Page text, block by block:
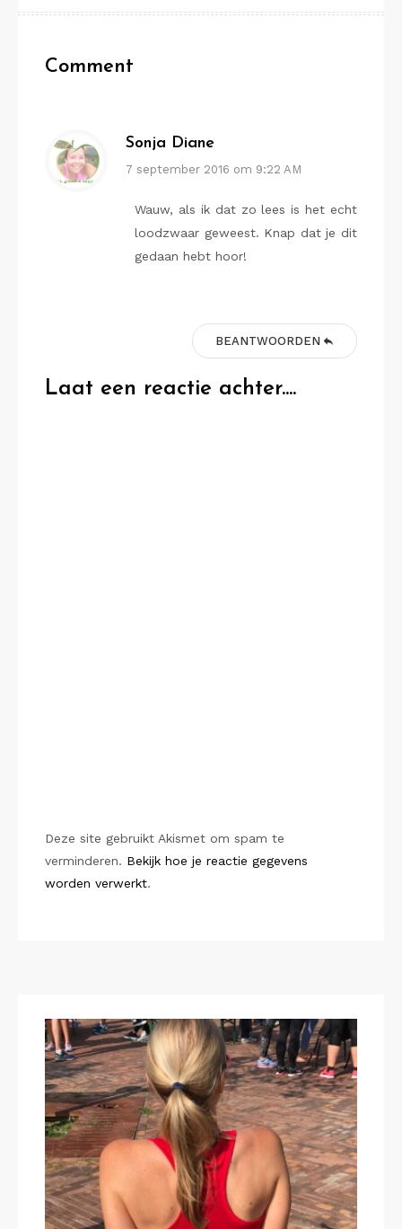
Comment
Sonja Diane
7 september 2016 om 9:22 AM
Wauw, als ik dat zo lees is het echt
loodzwaar geweest. Knap dat je dit
gedaan hebt hoor!
BEANTWOORDEN
Laat een reactie achter....
Deze site gebruikt Akismet om spam te
verminderen. Bekijk hoe je reactie gegevens
worden verwerkt.